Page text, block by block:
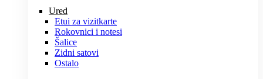
Ured
Etui za vizitkarte
Rokovnici i notesi
Šalice
Zidni satovi
Ostalo